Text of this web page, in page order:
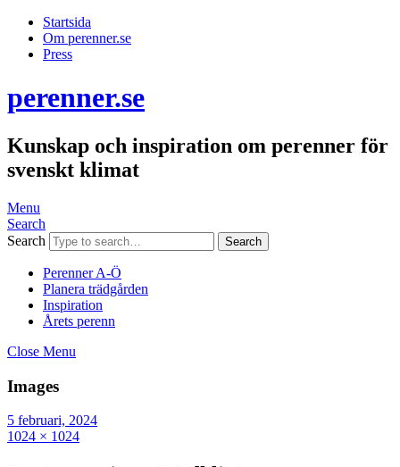
Startsida
Om perenner.se
Press
perenner.se
Kunskap och inspiration om perenner för
svenskt klimat
Menu
Search
Search
Perenner A-Ö
Planera trädgården
Inspiration
Årets perenn
Close Menu
Images
5 februari, 2024
1024 × 1024